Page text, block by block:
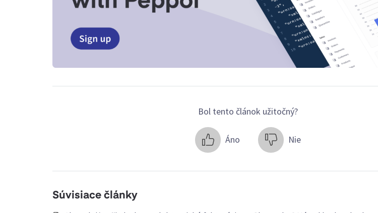
Bol tento článok užitočný?
Áno Nie
Súvisiace články